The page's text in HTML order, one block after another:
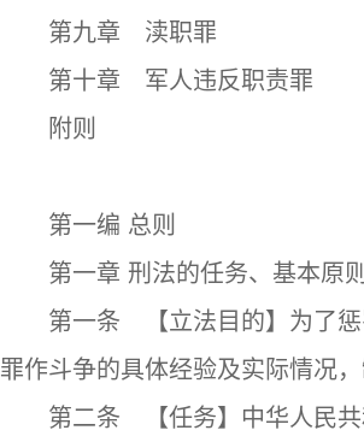
第九章 渎职罪
第十章 军人违反职责罪
附则
第一编 总则
第一章 刑法的任务、基本原
第一条 【立法目的】为了惩
罪作斗争的具体经验及实际情况，
第二条 【任务】中华人民共